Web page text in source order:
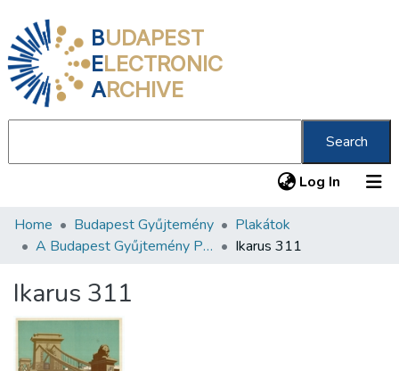
BUDAPEST
ELECTRONIC
ARCHIVE
Search
Log In (current)
Communities & Collections
Statistics
About us
Home Budapest Gyűjtemény
Plakátok
A Budapest Gyűjtemény Plakáttárának plakátjai
Ikarus 311
Ikarus 311